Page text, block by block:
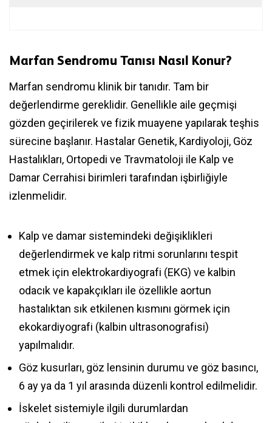
Marfan Sendromu Tanısı Nasıl Konur?
Marfan sendromu klinik bir tanıdır. Tam bir
değerlendirme gereklidir. Genellikle aile geçmişi
gözden geçirilerek ve fizik muayene yapılarak teşhis
sürecine başlanır. Hastalar Genetik, Kardiyoloji, Göz
Hastalıkları, Ortopedi ve Travmatoloji ile Kalp ve
Damar Cerrahisi birimleri tarafından işbirliğiyle
izlenmelidir.
Kalp ve damar sistemindeki değişiklikleri
değerlendirmek ve kalp ritmi sorunlarını tespit
etmek için elektrokardiyografi (EKG) ve kalbin
odacık ve kapakçıkları ile özellikle aortun
hastalıktan sık etkilenen kısmını görmek için
ekokardiyografi (kalbin ultrasonografisi)
yapılmalıdır.
Göz kusurları, göz lensinin durumu ve göz basıncı,
6 ay ya da 1 yıl arasında düzenli kontrol edilmelidir.
İskelet sistemiyle ilgili durumlardan